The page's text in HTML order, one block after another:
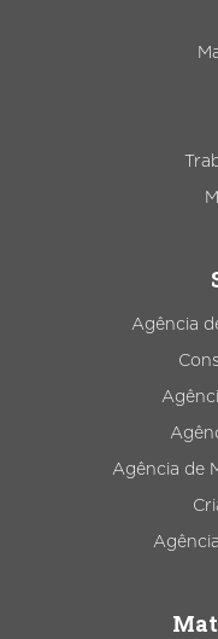
Agência
Agência de